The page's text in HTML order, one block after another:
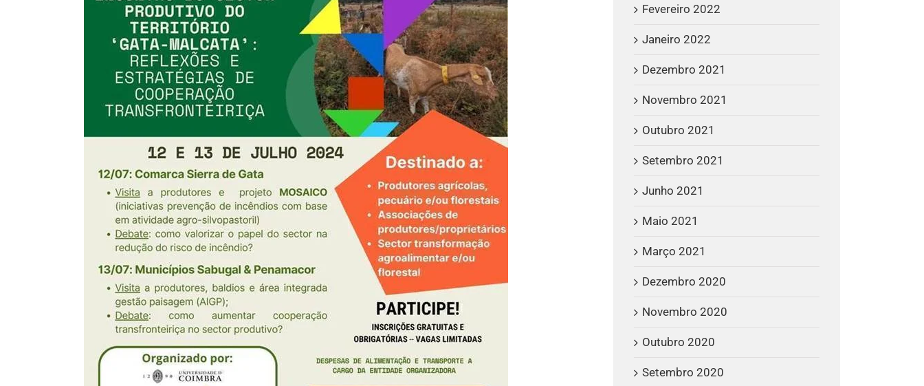
Fevereiro 2022
Janeiro 2022
Dezembro 2021
Novembro 2021
Outubro 2021
Setembro 2021
Junho 2021
Maio 2021
Março 2021
Dezembro 2020
Novembro 2020
Outubro 2020
Setembro 2020